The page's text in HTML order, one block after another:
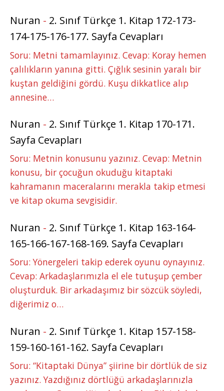
Nuran - 2. Sınıf Türkçe 1. Kitap 172-173-
174-175-176-177. Sayfa Cevapları
Soru: Metni tamamlayınız. Cevap: Koray hemen
çalılıkların yanına gitti. Çığlık sesinin yaralı bir
kuştan geldiğini gördü. Kuşu dikkatlice alıp
annesine…
Nuran - 2. Sınıf Türkçe 1. Kitap 170-171.
Sayfa Cevapları
Soru: Metnin konusunu yazınız. Cevap: Metnin
konusu, bir çocuğun okuduğu kitaptaki
kahramanın maceralarını merakla takip etmesi
ve kitap okuma sevgisidir.
Nuran - 2. Sınıf Türkçe 1. Kitap 163-164-
165-166-167-168-169. Sayfa Cevapları
Soru: Yönergeleri takip ederek oyunu oynayınız.
Cevap: Arkadaşlarımızla el ele tutuşup çember
oluşturduk. Bir arkadaşımız bir sözcük söyledi,
diğerimiz o…
Nuran - 2. Sınıf Türkçe 1. Kitap 157-158-
159-160-161-162. Sayfa Cevapları
Soru: “Kitaptaki Dünya” şiirine bir dörtlük de siz
yazınız. Yazdığınız dörtlüğü arkadaşlarınızla